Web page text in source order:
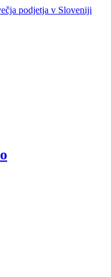
podjetja v Sloveniji